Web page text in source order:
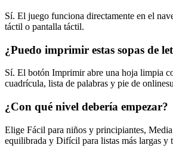
Sí. El juego funciona directamente en el
táctil o pantalla táctil.
¿Puedo imprimir estas sopas de
Sí. El botón Imprimir abre una hoja limpia
cuadrícula, lista de palabras y pie de
¿Con qué nivel debería empezar?
Elige Fácil para niños y principiantes,
equilibrada y Difícil para listas más largas y